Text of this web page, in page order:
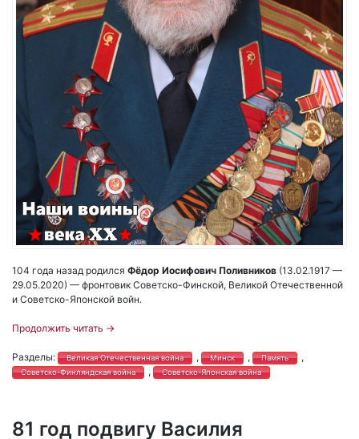
104 года назад родился Фёдор Иосифович Поливников (13.02.1917 —
29.05.2020) — фронтовик Советско-Финской, Великой Отечественной
и Советско-Японской войн.
Продолжить читать →
Разделы: Великая Отечественная война , Минск , Память ,
Советско-Финляндская война , Советско-Японская война
81 год подвигу Василия